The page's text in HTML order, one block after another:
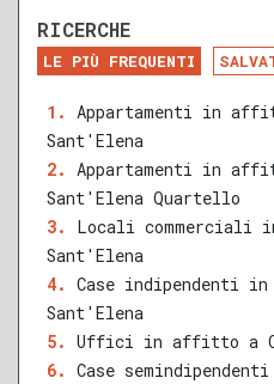
DA RISTRUTTURARE
RECENTE
QUALSIASI SUPERFICIE
A B
RICERCHE
LE PIÙ FREQUENTI
Appartamenti in
Sant'Elena
Appartamenti in
Sant'Elena Quartello
Locali commerciali
Sant'Elena
Case indipendenti
Sant'Elena
Uffici in affitto a
Case